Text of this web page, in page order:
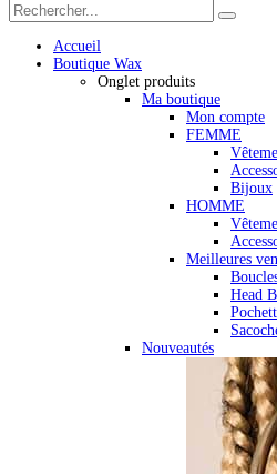
Accueil
Boutique Wax
Onglet produits
Ma boutique
Mon compte
FEMME
Bijoux
HOMME
Meilleures
Head
Nouveautés